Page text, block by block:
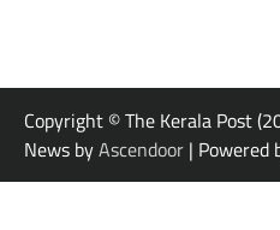
Copyright © The Kerala Post
News byAscendoor | Powered